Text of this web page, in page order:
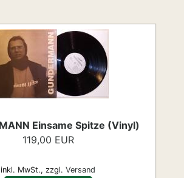
Einsame Spitze (Vinyl)
119,00 EUR
inkl. MwSt., zzgl. Versand